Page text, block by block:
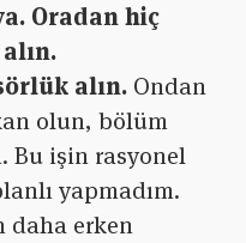
Oradan hiç
alın. Ondan
olun, bölüm
Bu işin rasyonel
yapmadım.
daha erken